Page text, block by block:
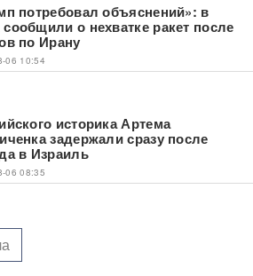
потребовал объяснений»: в
о нехватке ракет после
по Ирану
06 10:54
историка Артема
задержали сразу после
в Израиль
06 08:35